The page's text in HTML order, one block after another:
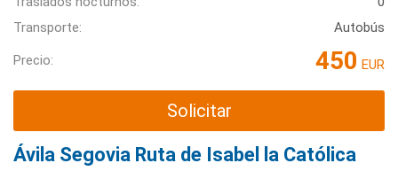
Transporte:
Autobús
Precio: 450 EUR
Solicitar
Ávila Segovia Ruta de Isabel la Católica